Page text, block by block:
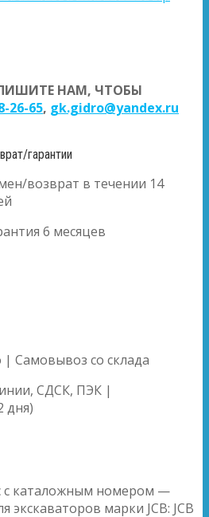
НАМ, ЧТОБЫ
26-65, gk.gidro@yandex.ru
гарантии
возврат в течении 14
6 месяцев
| Самовывоз со склада
СДСК, ПЭК |
дня)
с каталожным номером —
экскаваторов марки JCB: JCB